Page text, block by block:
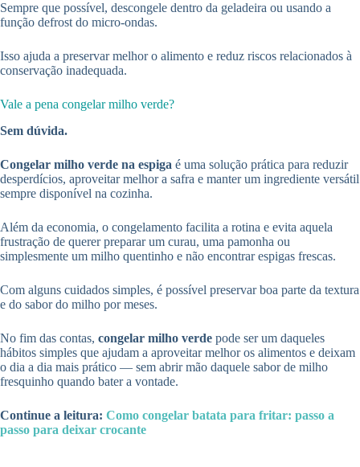
Sempre que possível, descongele dentro da geladeira ou usando a
função defrost do micro-ondas.
Isso ajuda a preservar melhor o alimento e reduz riscos relacionados à
conservação inadequada.
Vale a pena congelar milho verde?
Sem dúvida.
Congelar milho verde na espiga é uma solução prática para reduzir
desperdícios, aproveitar melhor a safra e manter um ingrediente versátil
sempre disponível na cozinha.
Além da economia, o congelamento facilita a rotina e evita aquela
frustração de querer preparar um curau, uma pamonha ou
simplesmente um milho quentinho e não encontrar espigas frescas.
Com alguns cuidados simples, é possível preservar boa parte da textura
e do sabor do milho por meses.
No fim das contas, congelar milho verde pode ser um daqueles
hábitos simples que ajudam a aproveitar melhor os alimentos e deixam
o dia a dia mais prático — sem abrir mão daquele sabor de milho
fresquinho quando bater a vontade.
Continue a leitura: Como congelar batata para fritar: passo a
passo para deixar crocante